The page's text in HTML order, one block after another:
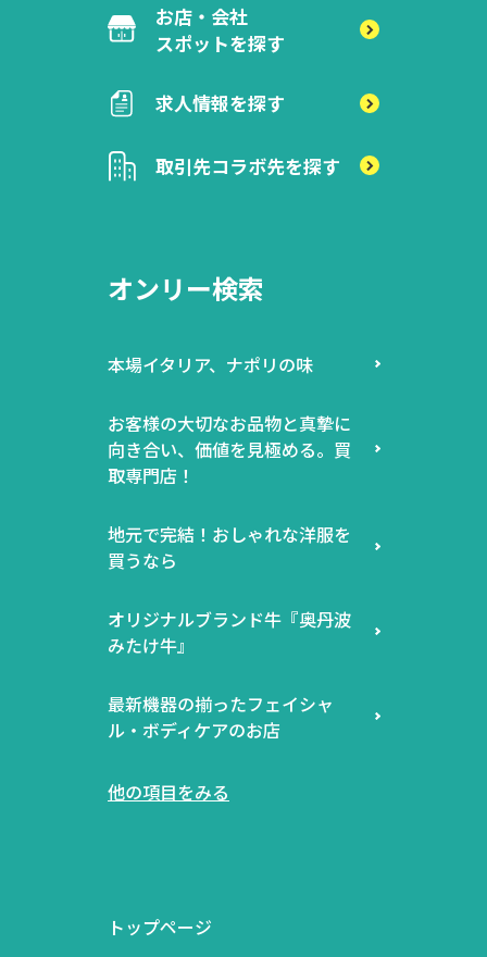
お店・会社
スポットを探す
求人情報を探す
取引先コラボ先を探す
オンリー検索
本場イタリア、ナポリの味
お客様の大切なお品物と真摯に
向き合い、価値を見極める。買
取専門店！
地元で完結！おしゃれな洋服を
買うなら
オリジナルブランド牛『奥丹波
みたけ牛』
最新機器の揃ったフェイシャ
ル・ボディケアのお店
他の項目をみる
トップページ